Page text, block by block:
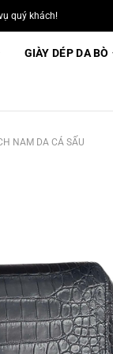
quý khách!
GIÀY DÉP DA BÒ
NAM DA CÁ SẤU